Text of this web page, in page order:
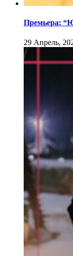
Премьера:
29 Апрель,